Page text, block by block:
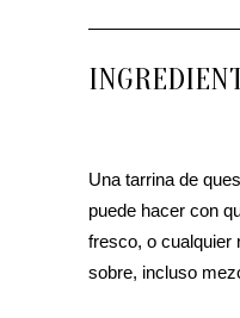
Una tarrina de
puede hacer con
fresco, o cualquier
sobre, incluso